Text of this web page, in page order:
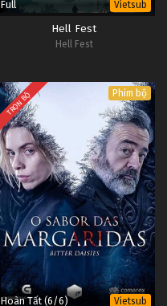
Full Vietsub
Hell Fest
Hell Fest
TRỌN BỘ Phim bộ
Hoàn Tất (6/6) Vietsub